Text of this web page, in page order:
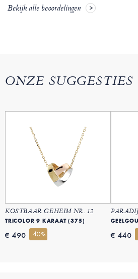
Bekijk alle beoordelingen
ONZE SUGGESTIES
KOSTBAAR GEHEIM NR. 12
TRICOLOR 9 KARAAT (375)
€ 490 -40% € 440